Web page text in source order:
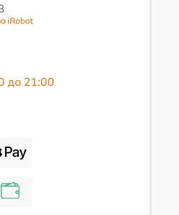
iRobot
до 21:00